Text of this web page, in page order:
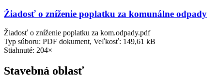
Žiadosť o zníženie poplatku za komunálne odpady
Žiadosť o zníženie poplatku za kom.odpady.pdf
Typ súboru: PDF dokument, Veľkosť: 149,61 kB
Stiahnuté: 204×
Stavebná oblasť